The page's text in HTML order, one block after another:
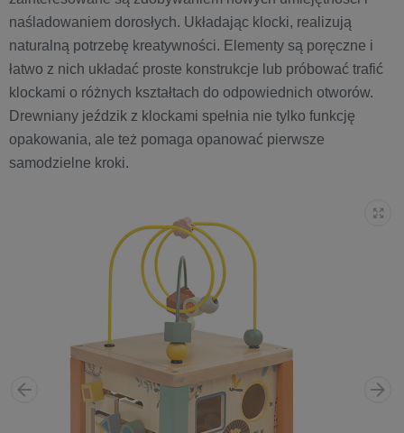
naśladowaniem dorosłych. Układając klocki, realizują
naturalną potrzebę kreatywności. Elementy są poręczne i
łatwo z nich układać proste konstrukcje lub próbować trafić
klockami o różnych kształtach do odpowiednich otworów.
Drewniany jeździk z klockami spełnia nie tylko funkcję
opakowania, ale też pomaga opanować pierwsze
samodzielne kroki.